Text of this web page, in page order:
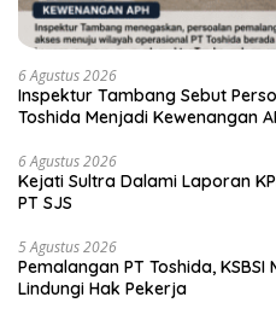
6 Agustus 2026
Inspektur Tambang Sebut
Toshida Menjadi Kewenangan
6 Agustus 2026
Kejati Sultra Dalami Laporan
PT SJS
5 Agustus 2026
Pemalangan PT Toshida,
Lindungi Hak Pekerja